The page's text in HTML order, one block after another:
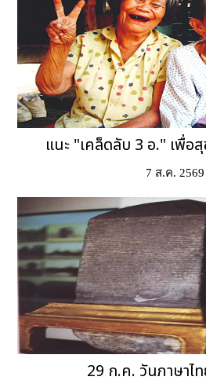
แนะ "เคล็ดลับ 3 อ." เพื่อ
7 ส.ค. 2569
29 ก.ค. วันภาษาไ